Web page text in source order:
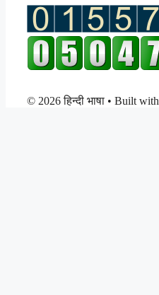
© 2026 हिन्दी भाषा • Built with